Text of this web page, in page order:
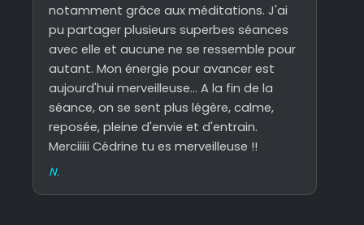
notamment grâce aux méditations. J'ai
pu partager plusieurs superbes séances
avec elle et aucune ne se ressemble pour
autant. Mon énergie pour avancer est
aujourd'hui merveilleuse... A la fin de la
séance, on se sent plus légère, calme,
reposée, pleine d'envie et d'entrain.
Merciiiii Cédrine tu es merveilleuse !!
N.